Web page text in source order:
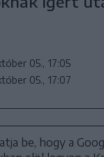
05., 17:05
05., 17:07
be, hogy a